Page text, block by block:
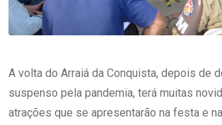
A volta do Arraiá da Conquista, depois de
suspenso pela pandemia, terá muitas
atrações que se apresentarão na festa e